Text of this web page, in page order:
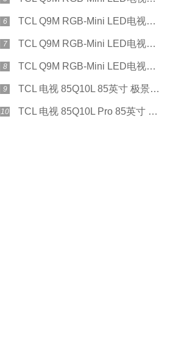
6 TCL Q9M RGB-Mini LED电视（75英寸）
7 TCL Q9M RGB-Mini LED电视（85英寸）
8 TCL Q9M RGB-Mini LED电视（98英寸）
9 TCL 电视 85Q10L 85英寸 极景QD-Mini LED
10 TCL 电视 85Q10L Pro 85英寸 极景QD-Mini LED